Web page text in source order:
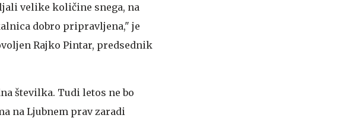
velike količine snega, na
dobro pripravljena," je
Rajko Pintar, predsednik
številka. Tudi letos ne bo
na Ljubnem prav zaradi